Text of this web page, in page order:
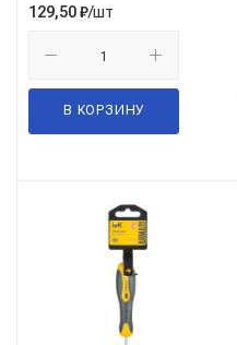
129,50₽/шт
В КОРЗИНУ